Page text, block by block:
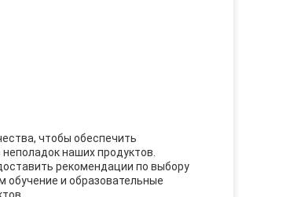
чтобы обеспечить
наших продуктов.
рекомендации по выбору
и образовательные